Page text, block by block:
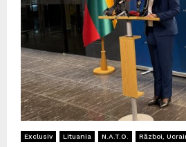
Exclusiv Lituania N.A.T.O. Război,